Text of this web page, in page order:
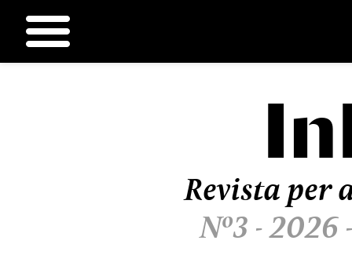
Revista per
Nº3 - 2026